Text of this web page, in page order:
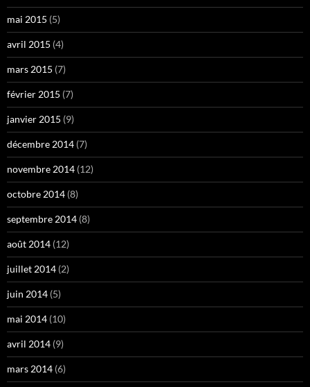
mai 2015 (5)
avril 2015 (4)
mars 2015 (7)
février 2015 (7)
janvier 2015 (9)
décembre 2014 (7)
novembre 2014 (12)
octobre 2014 (8)
septembre 2014 (8)
août 2014 (12)
juillet 2014 (2)
juin 2014 (5)
mai 2014 (10)
avril 2014 (9)
mars 2014 (6)